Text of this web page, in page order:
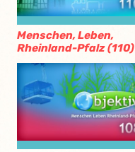
Menschen, Leben,
Rheinland-Pfalz (110)